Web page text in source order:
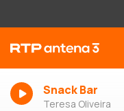
Snack Bar
Teresa Oliveira